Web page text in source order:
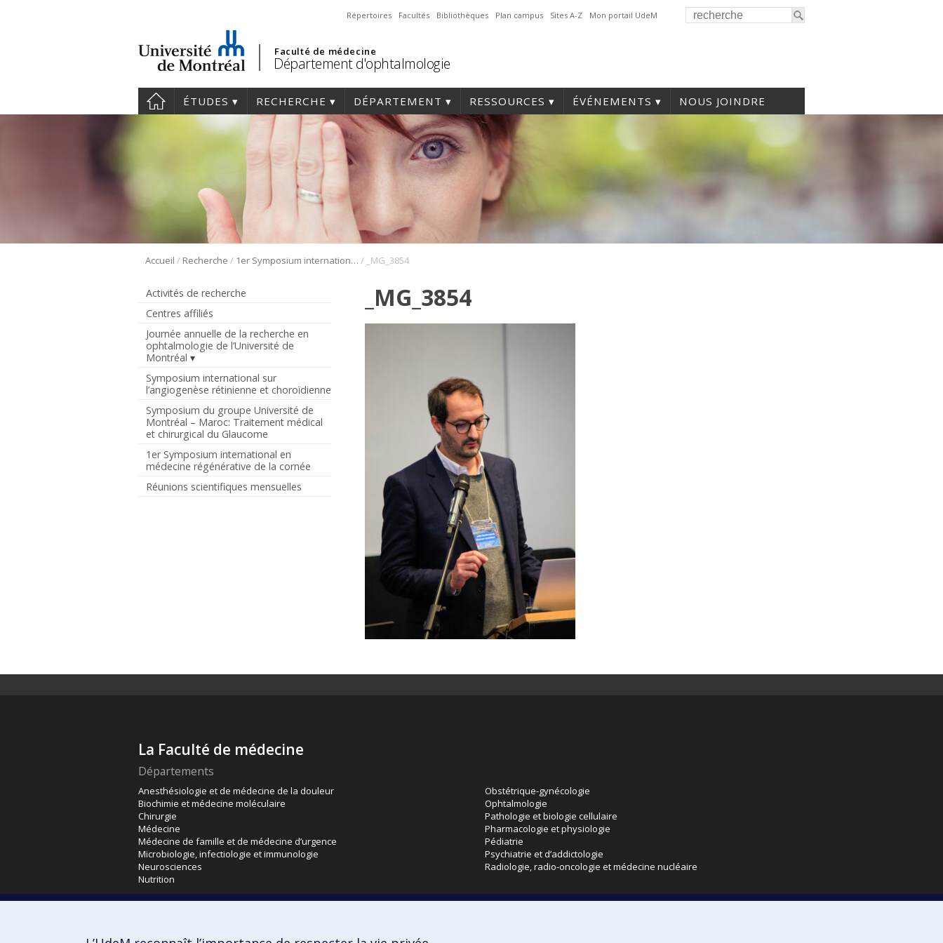
Répertoires Facultés Bibliothèques Plan campus Sites A-Z Mon portail UdeM
Faculté de médecine
Département d'ophtalmologie
ÉTUDES RECHERCHE DÉPARTEMENT RESSOURCES ÉVÉNEMENTS NOUS JOINDRE
Accueil / Recherche / 1er Symposium international en médecine régénérative de la cornée / _MG_3854
Activités de recherche
Centres affiliés
Journée annuelle de la recherche en
ophtalmologie de l’Université de
Montréal
Symposium international sur
l’angiogenèse rétinienne et choroïdienne
Symposium du groupe Université de
Montréal – Maroc: Traitement médical
et chirurgical du Glaucome
1er Symposium international en
médecine régénérative de la cornée
Réunions scientifiques mensuelles
_MG_3854
La Faculté de médecine
Départements
Anesthésiologie et de médecine de la douleur
Biochimie et médecine moléculaire
Chirurgie
Médecine
Médecine de famille et de médecine d’urgence
Microbiologie, infectiologie et immunologie
Neurosciences
Nutrition
Obstétrique-gynécologie
Ophtalmologie
Pathologie et biologie cellulaire
Pharmacologie et physiologie
Pédiatrie
Psychiatrie et d’addictologie
Radiologie, radio-oncologie et médecine nucléaire